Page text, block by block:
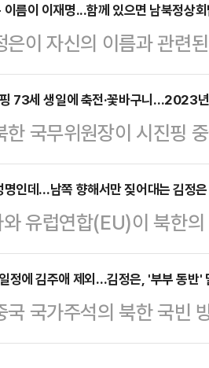
북핵 문제 해결이 불가
사실을 함께 공개했다.
7개국(G7) 정상회의 순
만찬 회동 당시 북·미 대
통령이) 북·미 대화에 답
다. …
이름이 이재명...함께 있으면 남북정상
은이 자신의 이름과 관련
오스타'에 출연한 김정
빡빡이 특집'에도 부른다
손해 본 연예인 특집'에
가 원수들과 어울리는
"이라고 답했다.이어 "식
게스트는 이재명'이라고
73세 생일에 축전·꽃바구니…2023
한 국무위원장이 시진핑
니를 보냈다.조선중앙통
생일인 15일 발송한 '축
을 열렬히 축하한다"며 "
로서 중국의 사회주의 건
진심으로 축원한다"고 밝
에는 "습근평 총서기 동
다고 통신은 …
명인데…남쪽 향해서만 짖어대는 김정은
유럽연합(EU)이 북한
권 상황 등을 강력히 규탄
무성 대변인 명의 담화로
성명이었음에도 북한의
북한의 태도를 오만하게
정에 김주애 제외…김정은, '부부 동반'
국 국가주석의 북한 국빈
을 드러내지 않은 것으로